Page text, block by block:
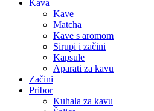
Kava
Kave
Matcha
Kave s aromom
Sirupi i začini
Kapsule
Aparati za kavu
Začini
Pribor
Kuhala za kavu